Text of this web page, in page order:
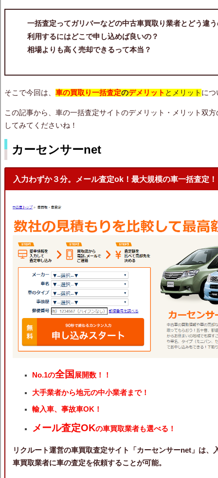
一括査定ってガリバーなどの中古車買取り業者とどう違
利用するにはどこで申し込めば良いの？
相場よりも高く売却できるって本当？
そこで今回は、 車の買取り一括査定のデメリット と メリット につ
この記事から、車の一括査定サイトのデメリット・メリット双
してみてくださいね！
カーセンサーnet
入力わずか３分。メール査定ok！最大規模の車一括査定！
No.1の全国 展開数！！
大手業者から地元の中小業者まで！
輸入車、事故車OK！
メール査定OKの車買取業者も選べる！
リクルート運営の車買取査定サイト「カーセンサーnet」は、
車買取業者に車の査定を依頼することが可能。